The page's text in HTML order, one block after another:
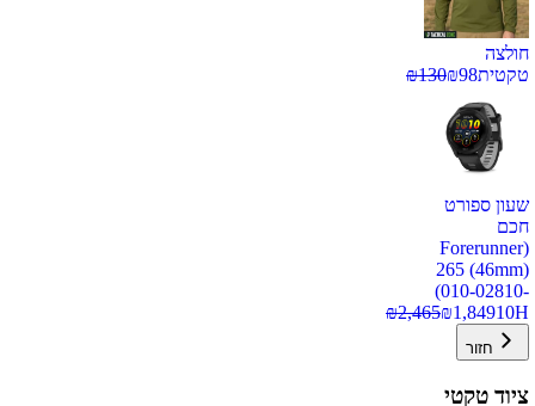
חולצה
טקטית
₪98
₪130
שעון ספורט
חכם
(Forerunner
265 (46mm)
(010-02810-
10H
₪1,849
₪2,465
חזור
ציוד טקטי